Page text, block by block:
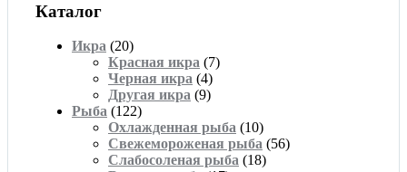
Каталог
Икра (20)
Красная икра (7)
Черная икра (4)
Другая икра (9)
Рыба (122)
Охлажденная рыба (10)
Свежемороженая рыба (56)
Слабосоленая рыба (18)